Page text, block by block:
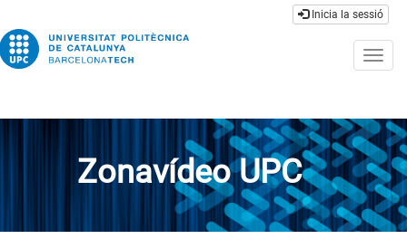
Inicia la sessió
Zonavídeo UPC